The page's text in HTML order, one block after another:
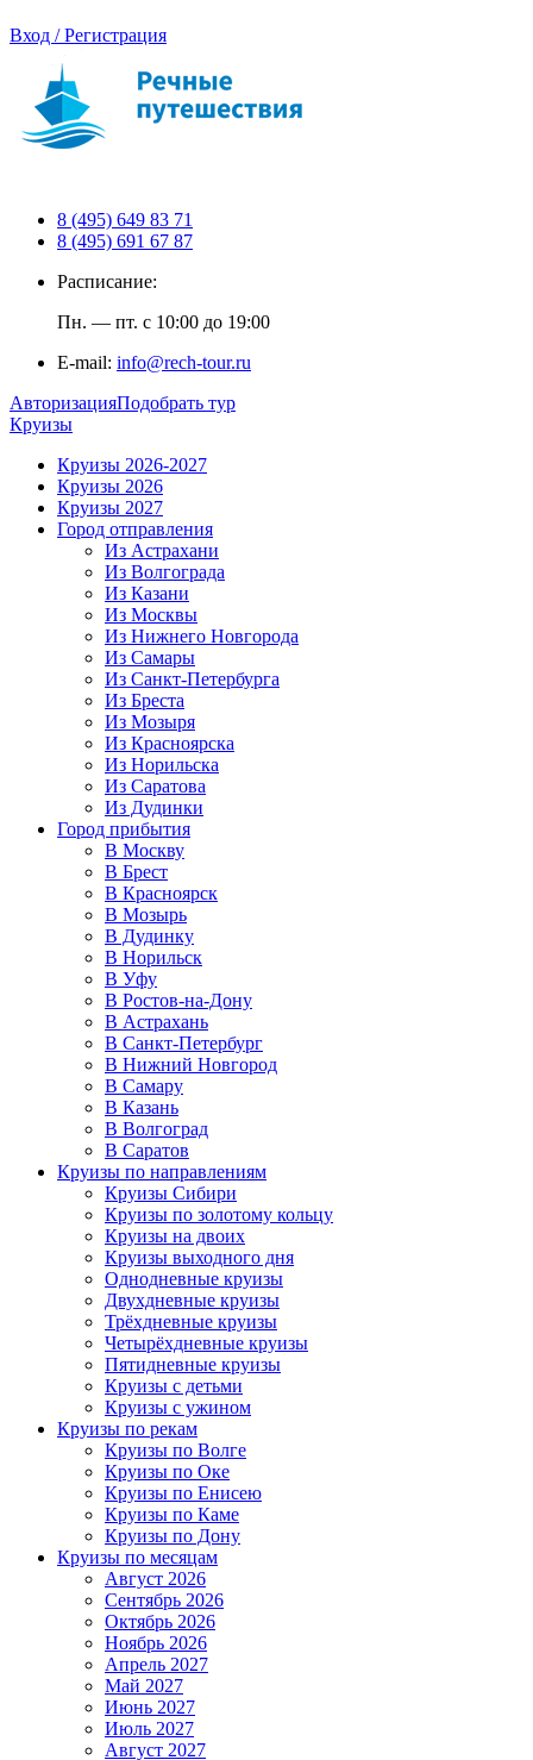
Вход / Регистрация
8 (495) 649 83 71
8 (495) 691 67 87
Расписание:
Пн. — пт. с 10:00 до 19:00
E-mail: info@rech-tour.ru
АвторизацияПодобрать тур
Круизы
Круизы 2026-2027
Круизы 2026
Круизы 2027
Город отправления
Из Астрахани
Из Волгограда
Из Казани
Из Москвы
Из Нижнего Новгорода
Из Самары
Из Санкт-Петербурга
Из Бреста
Из Мозыря
Из Красноярска
Из Норильска
Из Саратова
Из Дудинки
Город прибытия
В Москву
В Брест
В Красноярск
В Мозырь
В Дудинку
В Норильск
В Уфу
В Ростов-на-Дону
В Астрахань
В Санкт-Петербург
В Нижний Новгород
В Самару
В Казань
В Волгоград
В Саратов
Круизы по направлениям
Круизы Сибири
Круизы по золотому кольцу
Круизы на двоих
Круизы выходного дня
Однодневные круизы
Двухдневные круизы
Трёхдневные круизы
Четырёхдневные круизы
Пятидневные круизы
Круизы с детьми
Круизы с ужином
Круизы по рекам
Круизы по Волге
Круизы по Оке
Круизы по Енисею
Круизы по Каме
Круизы по Дону
Круизы по месяцам
Август 2026
Сентябрь 2026
Октябрь 2026
Ноябрь 2026
Апрель 2027
Май 2027
Июнь 2027
Июль 2027
Август 2027